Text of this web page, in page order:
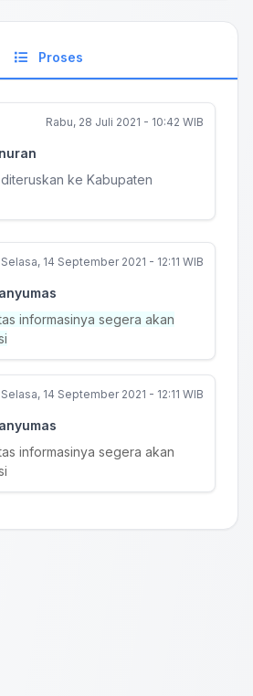
Proses
Rabu, 28 Juli 2021 - 10:42 WIB
ke Kabupaten
Selasa, 14 September 2021 - 12:11 WIB
informasinya segera akan
Selasa, 14 September 2021 - 12:11 WIB
informasinya segera akan